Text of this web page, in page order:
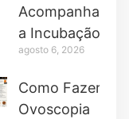
Acompanhar
a Incubação
agosto 6, 2026
Como Fazer
Ovoscopia